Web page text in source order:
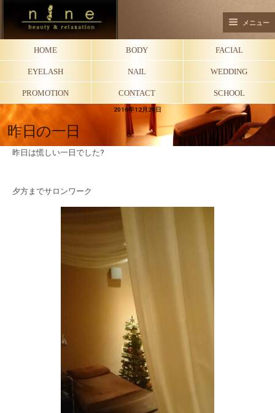
メニュー
HOME BODY FACIAL
EYELASH NAIL WEDDING
PROMOTION CONTACT SCHOOL
2016年12月20日
昨日の一日
昨日は慌しい一日でした?
夕方までサロンワーク